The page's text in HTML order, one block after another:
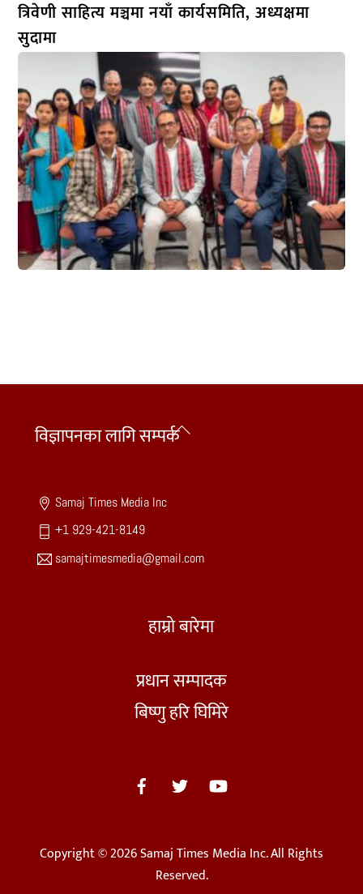
त्रिवेणी साहित्य मञ्चमा नयाँ कार्यसमिति, अध्यक्षमा
सुदामा
Back
विज्ञापनका लागि सम्पर्क
Samaj Times Media Inc
+1 929-421-8149
samajtimesmedia@gmail.com
हाम्रो बारेमा
प्रधान सम्पादक
बिष्णु हरि घिमिरे
Copyright © 2026 Samaj Times Media Inc. All Rights
Reserved.